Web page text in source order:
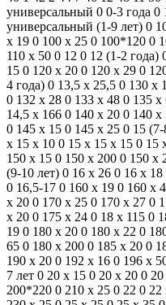
универсальный 0 0-3 года 0
универсальный (1-9 лет) 0
x 19 0 100 x 25 0 100*120 0
110 х 50 0 12 0 12 (1-2 года)
15 0 120 х 20 0 120 х 29 0
4 года) 0 13,5 x 25,5 0 130 х
0 132 х 28 0 133 х 48 0 135 x
14,5 x 166 0 140 x 20 0 140 x
0 145 x 15 0 145 х 25 0 15 (7-
х 15 х 10 0 15 х 15 х 15 0 15
150 х 15 0 150 х 200 0 150 х
(9-10 лет) 0 16 x 26 0 16 х 18
0 16,5-17 0 160 x 19 0 160 х
x 20 0 170 x 25 0 170 x 27 0
х 20 0 175 х 24 0 18 x 115 0
19 0 180 x 20 0 180 x 22 0
65 0 180 х 200 0 185 х 20 0
190 x 20 0 192 x 16 0 196 x
7 лет 0 20 x 15 0 20 x 20 0
200*220 0 210 x 25 0 22 0 22